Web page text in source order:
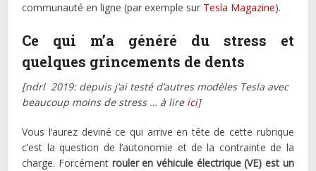
communauté en ligne (par exemple sur Tesla Magazine).
Ce qui m’a généré du stress et
quelques grincements de dents
[ndrl 2019: depuis j’ai testé d’autres modèles Tesla avec
beaucoup moins de stress … à lire ici]
Vous l’aurez deviné ce qui arrive en tête de cette rubrique
c’est la question de l’autonomie et de la contrainte de la
charge. Forcément rouler en véhicule électrique (VE) est un